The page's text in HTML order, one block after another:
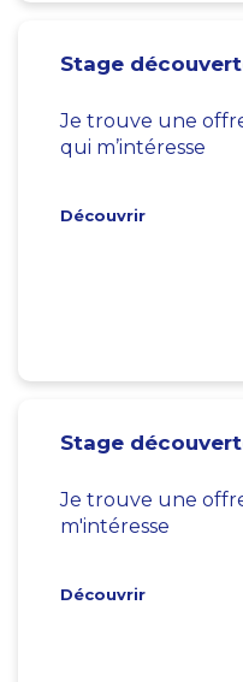
Stage
Je trouve une
qui m’intéresse
Découvrir
Stage
Je trouve une
m'intéresse
Découvrir